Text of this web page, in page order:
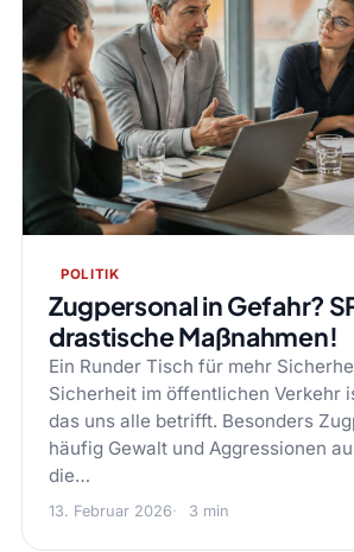
POLITIK
Zugpersonal in Gefahr?
drastische Maßnahmen!
Ein Runder Tisch für mehr
Sicherheit im öffentlichen Verkehr
das uns alle betrifft. Besonders
häufig Gewalt und Aggressionen
die…
13. Februar 2026 3 min